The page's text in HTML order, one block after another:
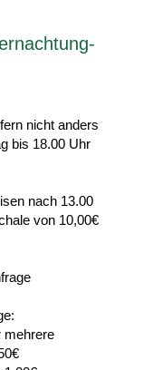
nicht anders
bis 18.00 Uhr
nach 13.00
von 10,00€
mehrere